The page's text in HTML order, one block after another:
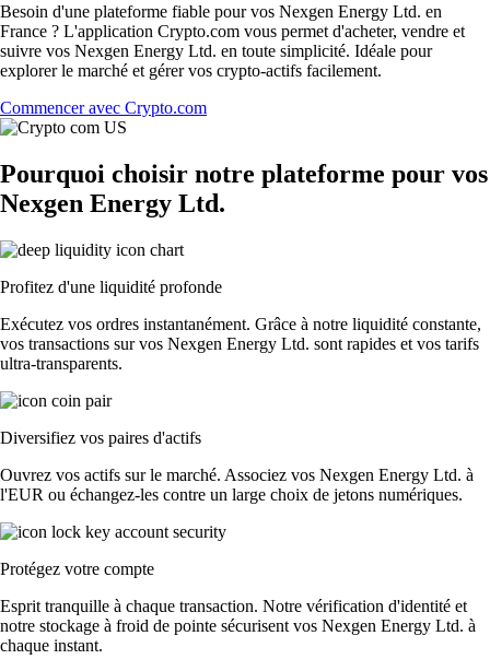
Besoin d'une plateforme fiable pour vos Nexgen Energy Ltd. en
France ? L'application Crypto.com vous permet d'acheter, vendre et
suivre vos Nexgen Energy Ltd. en toute simplicité. Idéale pour
explorer le marché et gérer vos crypto-actifs facilement.
Commencer avec Crypto.com
Pourquoi choisir notre plateforme pour vos
Nexgen Energy Ltd.
Profitez d'une liquidité profonde
Exécutez vos ordres instantanément. Grâce à notre liquidité constante,
vos transactions sur vos Nexgen Energy Ltd. sont rapides et vos tarifs
ultra-transparents.
Diversifiez vos paires d'actifs
Ouvrez vos actifs sur le marché. Associez vos Nexgen Energy Ltd. à
l'EUR ou échangez-les contre un large choix de jetons numériques.
Protégez votre compte
Esprit tranquille à chaque transaction. Notre vérification d'identité et
notre stockage à froid de pointe sécurisent vos Nexgen Energy Ltd. à
chaque instant.